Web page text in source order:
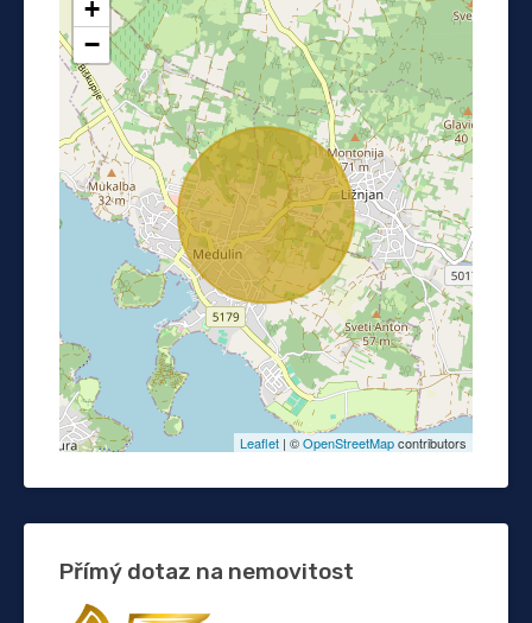
+
−
Leaflet | ©OpenStreetMapcontributors
Přímý dotaz na nemovitost